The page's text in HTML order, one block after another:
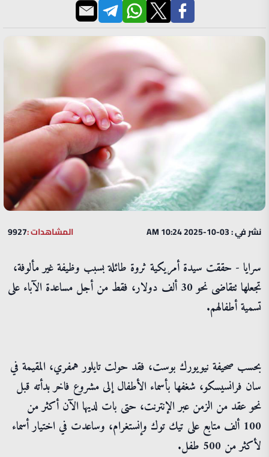
نشر في : 03-10-2025 10:24 AM المشاهدات :9927
سرايا - حققت سيدة أمريكية ثروة طائلة بسبب وظيفة غير مألوفة،
تجعلها تتقاضى نحو 30 ألف دولار، فقط من أجل مساعدة الآباء على
تسمية أطفالهم.
بحسب صحيفة نيويورك بوست، فقد حولت تايلور همفري، المقيمة في
سان فرانسيسكو، شغفها بأسماء الأطفال إلى مشروع فاخر بدأته قبل
نحو عقد من الزمن عبر الإنترنت، حتى بات لديها الآن أكثر من
100 ألف متابع على تيك توك وإنستغرام، وساعدت في اختيار أسماء
لأكثر من 500 طفل.